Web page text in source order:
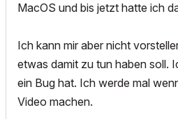
MacOS und bis jetzt hatte ich
Ich kann mir aber nicht
etwas damit zu tun haben soll.
ein Bug hat. Ich werde mal
Video machen.